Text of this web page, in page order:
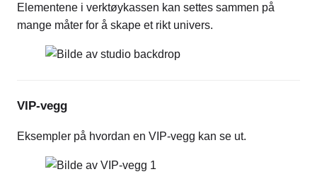
Elementene i verktøykassen kan settes sammen på
mange måter for å skape et rikt univers.
VIP-vegg
Eksempler på hvordan en VIP-vegg kan se ut.